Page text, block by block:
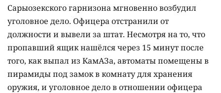
Сарыозекского гарнизона мгновенно возбудил
уголовное дело. Офицера отстранили от
должности и вывели за штат. Несмотря на то, что
пропавший ящик нашёлся через 15 минут после
того, как выпал из КамАЗа, автоматы помещены в
пирамиды под замок в комнату для хранения
оружия, и уголовное дело в отношении офицера